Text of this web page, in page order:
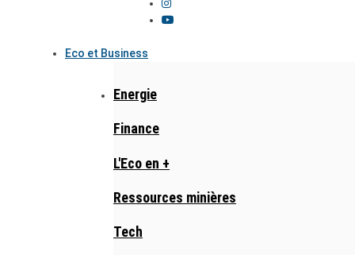
Eco et Business
Energie
Finance
L'Eco en +
Ressources minières
Tech